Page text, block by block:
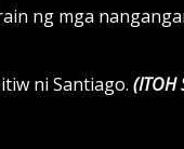
ng mga
ni Santiago. (ITOH